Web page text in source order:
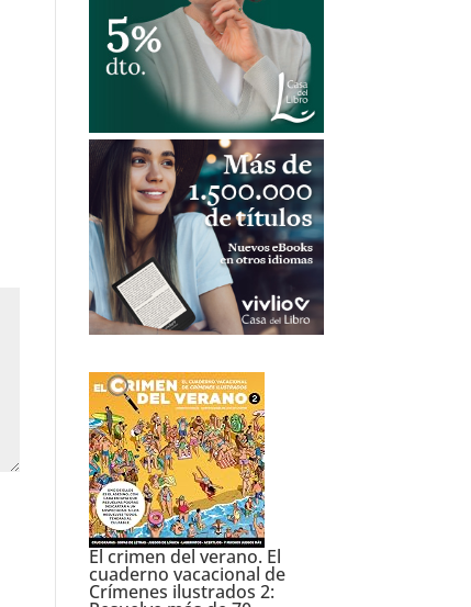
El crimen del verano. El
cuaderno vacacional de
Crímenes ilustrados 2: